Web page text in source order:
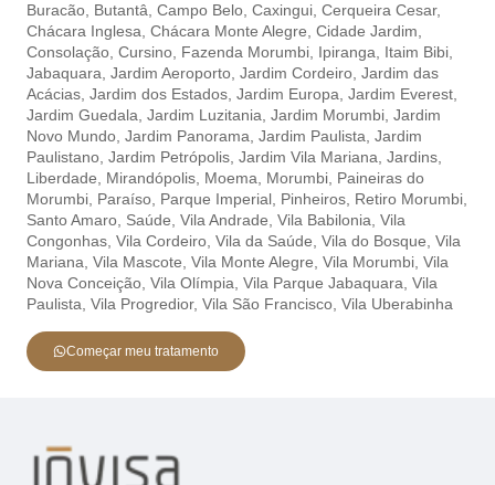
Buracão, Butantâ, Campo Belo, Caxingui, Cerqueira Cesar,
Chácara Inglesa, Chácara Monte Alegre, Cidade Jardim,
Consolação, Cursino, Fazenda Morumbi, Ipiranga, Itaim Bibi,
Jabaquara, Jardim Aeroporto, Jardim Cordeiro, Jardim das
Acácias, Jardim dos Estados, Jardim Europa, Jardim Everest,
Jardim Guedala, Jardim Luzitania, Jardim Morumbi, Jardim
Novo Mundo, Jardim Panorama, Jardim Paulista, Jardim
Paulistano, Jardim Petrópolis, Jardim Vila Mariana, Jardins,
Liberdade, Mirandópolis, Moema, Morumbi, Paineiras do
Morumbi, Paraíso, Parque Imperial, Pinheiros, Retiro Morumbi,
Santo Amaro, Saúde, Vila Andrade, Vila Babilonia, Vila
Congonhas, Vila Cordeiro, Vila da Saúde, Vila do Bosque, Vila
Mariana, Vila Mascote, Vila Monte Alegre, Vila Morumbi, Vila
Nova Conceição, Vila Olímpia, Vila Parque Jabaquara, Vila
Paulista, Vila Progredior, Vila São Francisco, Vila Uberabinha
Começar meu tratamento